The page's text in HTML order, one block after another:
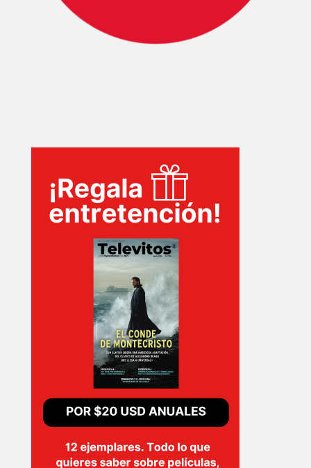
SERIES
EVENTOS